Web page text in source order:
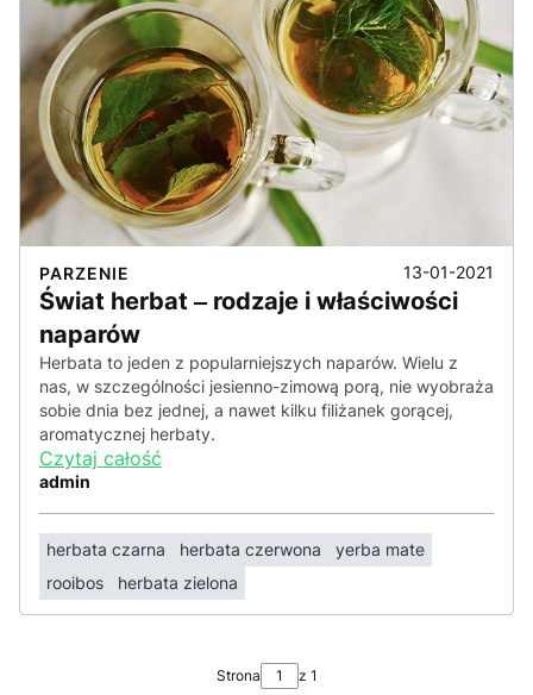
PARZENIE 13-01-2021
Świat herbat ‒ rodzaje i właściwości
naparów
Herbata to jeden z popularniejszych naparów. Wielu z
nas, w szczególności jesienno-zimową porą, nie wyobraża
sobie dnia bez jednej, a nawet kilku filiżanek gorącej,
aromatycznej herbaty.
Czytaj całość
admin
herbata czarna herbata czerwona
yerba mate
rooibos
herbata zielona
Strona z 1